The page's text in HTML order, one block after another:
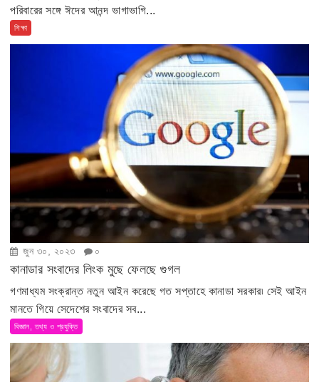
পরিবারের সঙ্গে ঈদের আনন্দ ভাগাভাগি...
শিক্ষা
জুন ৩০, ২০২৩ ০
কানাডার সংবাদের লিংক মুছে ফেলছে গুগল
গণমাধ্যম সংক্রান্ত নতুন আইন করেছে গত সপ্তাহে কানাডা সরকার৷ সেই আইন
মানতে গিয়ে সেদেশের সংবাদের সব...
বিজ্ঞান, তথ্য ও প্রযুক্তি